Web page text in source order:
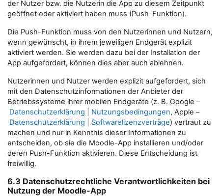
der Nutzer bzw. die Nutzerin die App zu diesem Zeitpunkt
geöffnet oder aktiviert haben muss (Push-Funktion).
Die Push-Funktion muss von den Nutzerinnen und Nutzern,
wenn gewünscht, in ihrem jeweiligen Endgerät explizit
aktiviert werden. Sie werden dazu bei der Installation der
App aufgefordert, können dies aber auch ablehnen.
Nutzerinnen und Nutzer werden explizit aufgefordert, sich
mit den Datenschutzinformationen der Anbieter der
Betriebssysteme ihrer mobilen Endgeräte (z. B. Google –
Datenschutzerklärung
Nutzungsbedingungen, Apple –
Datenschutzerklärung
Softwarelizenzverträge) vertraut zu
machen und nur in Kenntnis dieser Informationen zu
entscheiden, ob sie die Moodle-App installieren und/oder
deren Push-Funktion aktivieren. Diese Entscheidung ist
freiwillig.
6.3 Datenschutzrechtliche Verantwortlichkeiten bei
Nutzung der Moodle-App